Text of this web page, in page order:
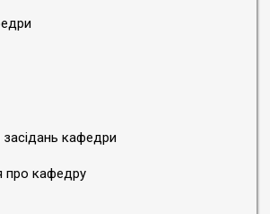
кафедри
про кафедру